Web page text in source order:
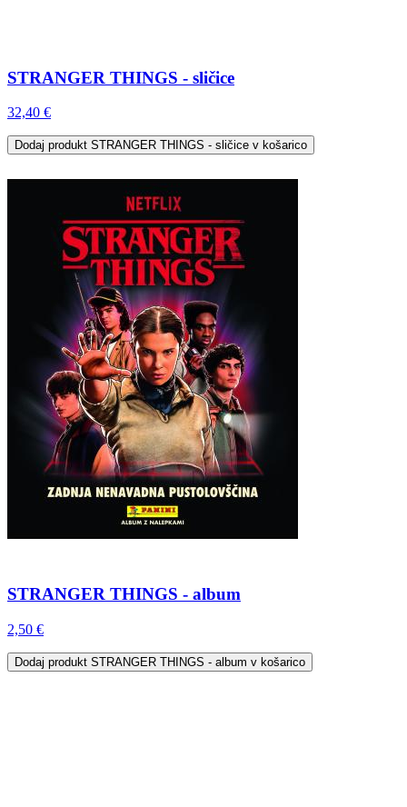
STRANGER THINGS - sličice
32,40 €
Dodaj produkt STRANGER THINGS - sličice v košarico
STRANGER THINGS - album
2,50 €
Dodaj produkt STRANGER THINGS - album v košarico